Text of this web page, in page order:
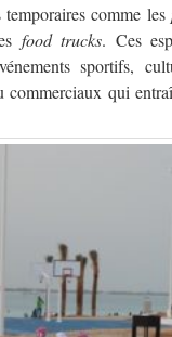
comme les
food trucks. Ces
sportifs,
commerciaux qui